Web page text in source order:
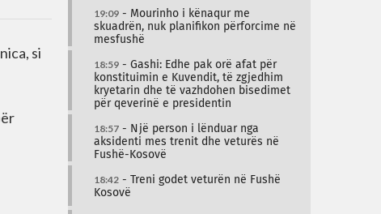
si
19:09 - Mourinho i kënaqur me
skuadrën, nuk planifikon përforcime në
mesfushë
18:59 - Gashi: Edhe pak orë afat për
konstituimin e Kuvendit, të zgjedhim
kryetarin dhe të vazhdohen bisedimet
për qeverinë e presidentin
18:57 - Një person i lënduar nga
aksidenti mes trenit dhe veturës në
Fushë-Kosovë
18:42 - Treni godet veturën në Fushë
Kosovë